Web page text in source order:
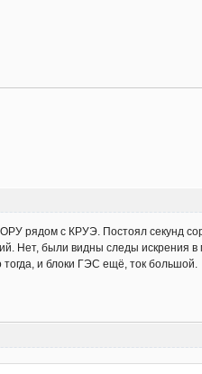
рядом с КРУЭ. Постоял секунд
Нет, были видны следы искрения в
и блоки ГЭС ещё, ток большой.